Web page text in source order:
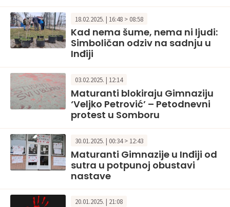
18.02.2025. | 16:48 > 08:58
Kad nema šume, nema ni ljudi:
Simboličan odziv na sadnju u
Inđiji
03.02.2025. | 12:14
Maturanti blokiraju Gimnaziju
‘Veljko Petrović’ – Petodnevni
protest u Somboru
30.01.2025. | 00:34 > 12:43
Maturanti Gimnazije u Inđiji od
sutra u potpunoj obustavi
nastave
20.01.2025. | 21:08